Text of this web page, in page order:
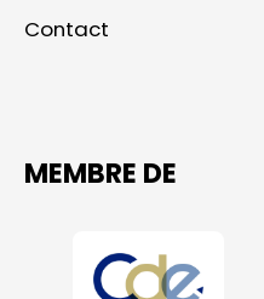
Contact
MEMBRE DE